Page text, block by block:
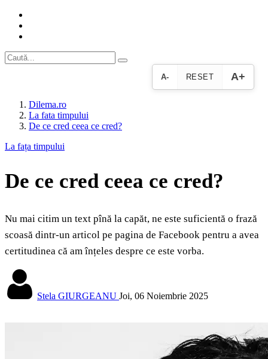
A- RESET A+
Dilema.ro
La fata timpului
De ce cred ceea ce cred?
La fața timpului
De ce cred ceea ce cred?
Nu mai citim un text pînă la capăt, ne este suficientă o frază
scoasă dintr-un articol pe pagina de Facebook pentru a avea
certitudinea că am înțeles despre ce este vorba.
Stela GIURGEANU Joi, 06 Noiembrie 2025